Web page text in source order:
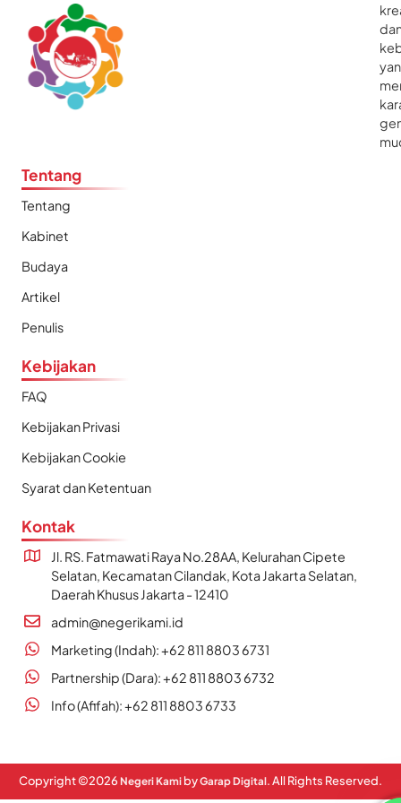
Tentang
Tentang
Kabinet
Budaya
Artikel
Penulis
Kebijakan
FAQ
Kebijakan Privasi
Kebijakan Cookie
Syarat dan Ketentuan
Kontak
Jl. RS. Fatmawati Raya No.28AA, Kelurahan Cipete
Selatan, Kecamatan Cilandak, Kota Jakarta Selatan,
Daerah Khusus Jakarta - 12410
admin@negerikami.id
Marketing (Indah): +62 811 8803 6731
Partnership (Dara): +62 811 8803 6732
Info (Afifah): +62 811 8803 6733
Copyright ©2026 Negeri Kami byGarap Digital. All Rights Reserved.